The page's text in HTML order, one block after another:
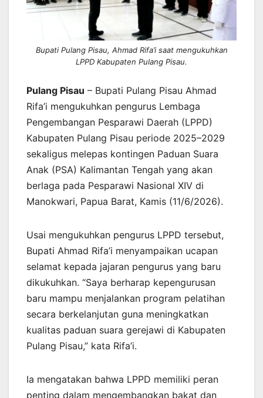
Bupati Pulang Pisau, Ahmad Rifa’i saat mengukuhkan
LPPD Kabupaten Pulang Pisau.
Pulang Pisau – Bupati Pulang Pisau Ahmad
Rifa’i mengukuhkan pengurus Lembaga
Pengembangan Pesparawi Daerah (LPPD)
Kabupaten Pulang Pisau periode 2025–2029
sekaligus melepas kontingen Paduan Suara
Anak (PSA) Kalimantan Tengah yang akan
berlaga pada Pesparawi Nasional XIV di
Manokwari, Papua Barat, Kamis (11/6/2026).
Usai mengukuhkan pengurus LPPD tersebut,
Bupati Ahmad Rifa’i menyampaikan ucapan
selamat kepada jajaran pengurus yang baru
dikukuhkan. “Saya berharap kepengurusan
baru mampu menjalankan program pelatihan
secara berkelanjutan guna meningkatkan
kualitas paduan suara gerejawi di Kabupaten
Pulang Pisau,” kata Rifa’i.
Ia mengatakan bahwa LPPD memiliki peran
penting dalam mengembangkan bakat dan